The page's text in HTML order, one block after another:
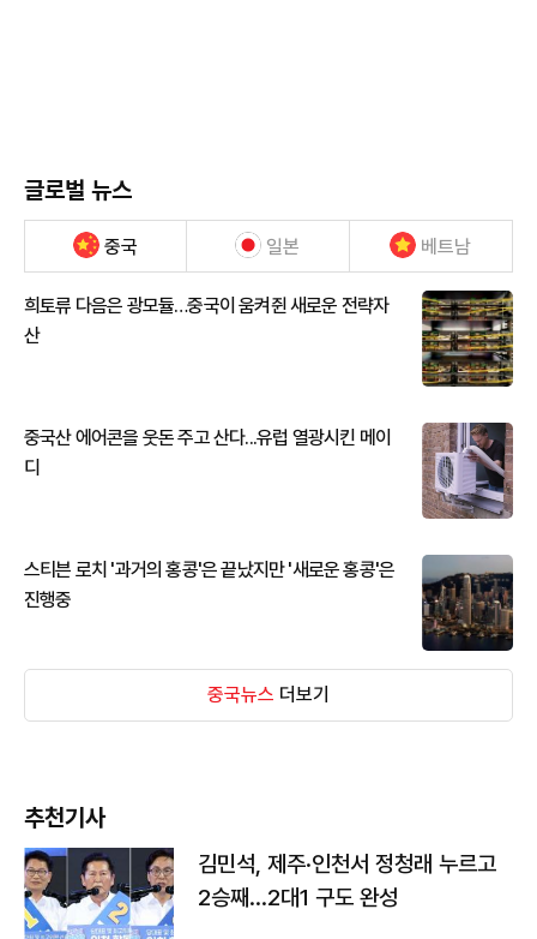
글로벌 뉴스
중국 일본 베트남
희토류 다음은 광모듈…중국이 움켜쥔 새로운 전략자
산
중국산 에어콘을 웃돈 주고 산다...유럽 열광시킨 메이
디
스티븐 로치 '과거의 홍콩'은 끝났지만 '새로운 홍콩'은
진행중
중국뉴스 더보기
추천기사
김민석, 제주·인천서 정청래 누르고
2승째…2대1 구도 완성